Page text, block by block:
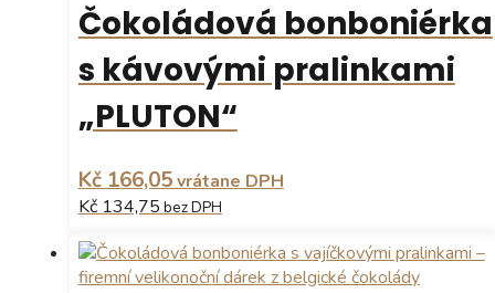
Čokoládová bonboniérka
s kávovými pralinkami
„PLUTON“
Kč 166,05vrátane DPH
Kč 134,75 bez DPH